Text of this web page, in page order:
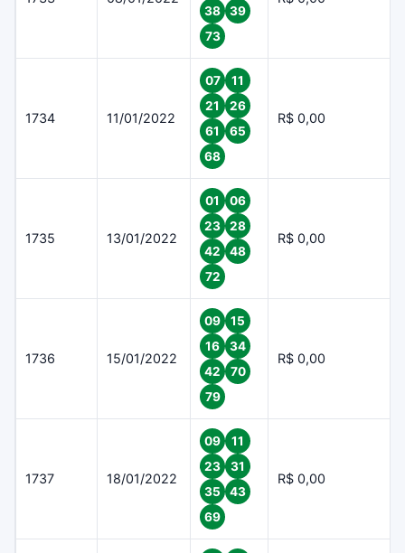
38
39
73
1734 11/01/2022
07
11
21
26
61
65
68
R$ 0,00
1735 13/01/2022
01
06
23
28
42
48
72
R$ 0,00
1736 15/01/2022
09
15
16
34
42
70
79
R$ 0,00
1737 18/01/2022
09
11
23
31
35
43
69
R$ 0,00